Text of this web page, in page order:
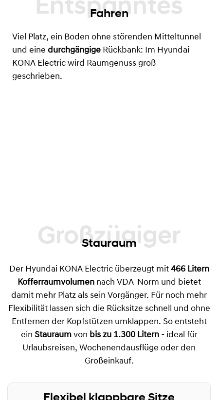
Fahren
Viel Platz, ein Boden ohne störenden Mitteltunnel
und eine durchgängige Rückbank: Im Hyundai
KONA Electric wird Raumgenuss groß
geschrieben.
Großzügiger
Stauraum
Der Hyundai KONA Electric überzeugt mit 466 Litern
Kofferraumvolumennach VDA-Norm und bietet
damit mehr Platz als sein Vorgänger. Für noch mehr
Flexibilität lassen sich die Rücksitze schnell und ohne
Entfernen der Kopfstützen umklappen. So entsteht
ein Stauraum von bis zu 1.300 Litern- ideal für
Urlaubsreisen, Wochenendausflüge oder den
Großeinkauf.